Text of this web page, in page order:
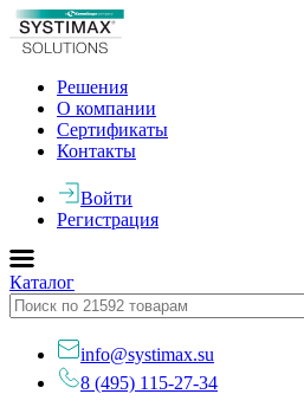
Решения
О компании
Сертификаты
Контакты
Войти
Регистрация
Каталог
info@systimax.su
8 (495) 115-27-34